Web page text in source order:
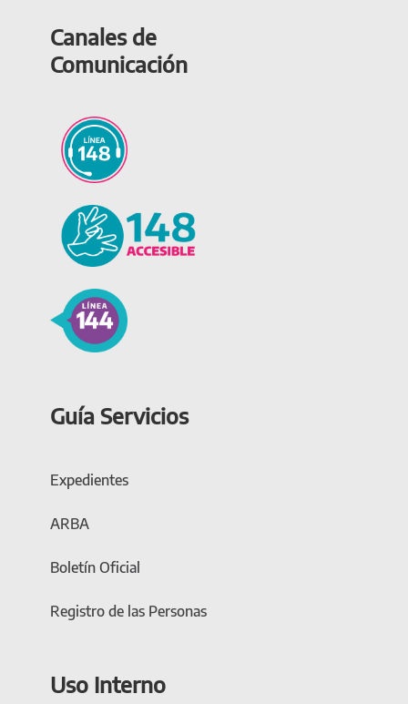
Canales de
Comunicación
Guía Servicios
Expedientes
ARBA
Boletín Oficial
Registro de las Personas
Uso Interno